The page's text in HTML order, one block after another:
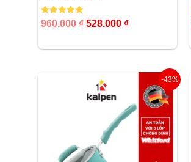
Được xếp
hạng
960.000₫ 528.000 ₫
-43%
gốc
là:
650.000 ₫.
hiện
tại
là:
368.000 ₫.